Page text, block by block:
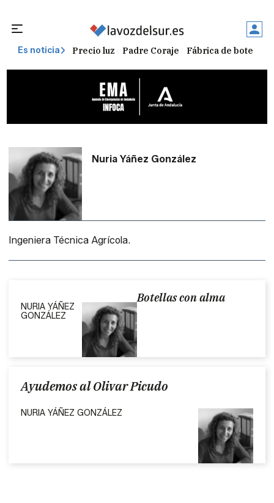
Es noticia Precio luz Padre Coraje Fábrica de botellas
Nuria Yáñez González
Ingeniera Técnica Agrícola.
Botellas con alma
NURIA YÁÑEZ
GONZÁLEZ
Ayudemos al Olivar Picudo
NURIA YÁÑEZ GONZÁLEZ